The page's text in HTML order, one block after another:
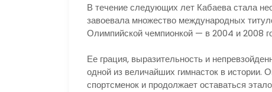
В течение следующих лет Кабаева стала
завоевала множество международных
Олимпийской чемпионкой — в 2004 и 2008
Ее грация, выразительность и
одной из величайших гимнасток в
спортсменок и продолжает оставаться